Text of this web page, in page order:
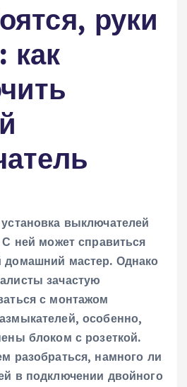
руки
как
выключателей
ней может справиться
мастер. Однако
зачастую
с монтажом
особенно,
блоком с розеткой.
разобраться, намного ли
в подключении двойного